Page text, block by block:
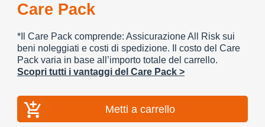
Care Pack
*Il Care Pack comprende: Assicurazione All Risk sui
beni noleggiati e costi di spedizione. Il costo del Care
Pack varia in base all’importo totale del carrello.
Scopri tutti i vantaggi del Care Pack >
Metti a carrello